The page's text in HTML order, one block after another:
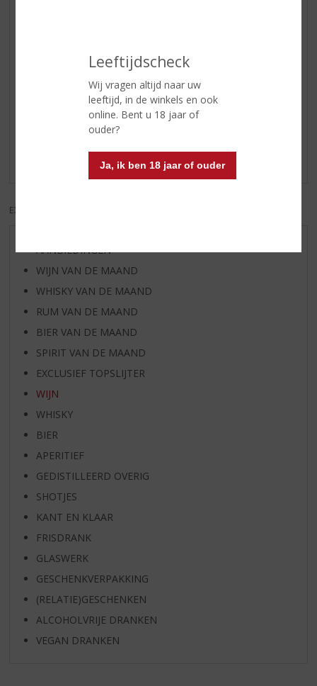
Leeftijdscheck
Wij vragen altijd naar uw
leeftijd, in de winkels en ook
online. Bent u 18 jaar of
ouder?
Ja, ik ben 18 jaar of ouder
Reviews
Schrijf een review
Er zijn nog geen reviews geplaatst voor dit product
EXCL. BTW
AANBIEDINGEN
WIJN VAN DE MAAND
WHISKY VAN DE MAAND
RUM VAN DE MAAND
BIER VAN DE MAAND
SPIRIT VAN DE MAAND
EXCLUSIEF TOPSLIJTER
WIJN
WHISKY
BIER
APERITIEF
GEDISTILLEERD OVERIG
SHOTJES
KANT EN KLAAR
FRISDRANK
GLASWERK
GESCHENKVERPAKKING
(RELATIE)GESCHENKEN
ALCOHOLVRIJE DRANKEN
VEGAN DRANKEN